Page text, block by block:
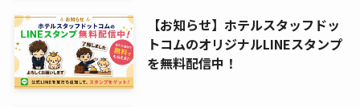
【お知らせ】ホテルスタッフドッ
トコムのオリジナルLINEスタンプ
を無料配信中！